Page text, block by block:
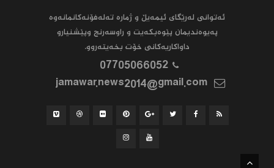
ئه‌توانى له‌رێگاى ئیمه‌یڵ و ژماره‌ ته‌له‌فۆنه‌کانمانه‌وه‌
په‌یوه‌ندیمان پێوه‌بکه‌یت و راوسه‌رنج وپێشنیارو
داواکاریه‌کانى خۆت بخه‌یته‌روو.
07705066052
jamawar.news2014@gmail.com